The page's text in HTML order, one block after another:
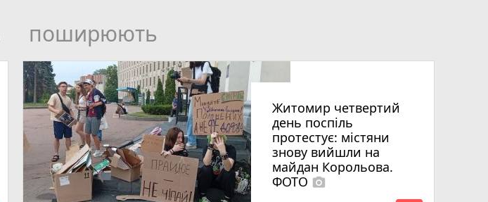
поширюють
Житомир четвертий
день поспіль
протестує: містяни
знову вийшли на
майдан Корольова.
ФОТО photo_camera